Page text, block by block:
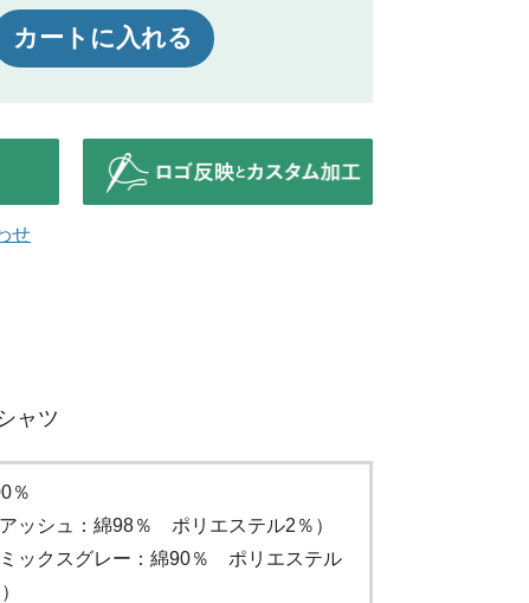
カートに入れる
せ
ャツ
％
ッシュ：綿98％ ポリエステル2％）
ックスグレー：綿90％ ポリエステル